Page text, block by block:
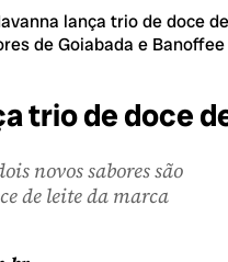
lança trio de doce
de Goiabada e Banoffee
trio de doce
novos sabores são
de leite da marca